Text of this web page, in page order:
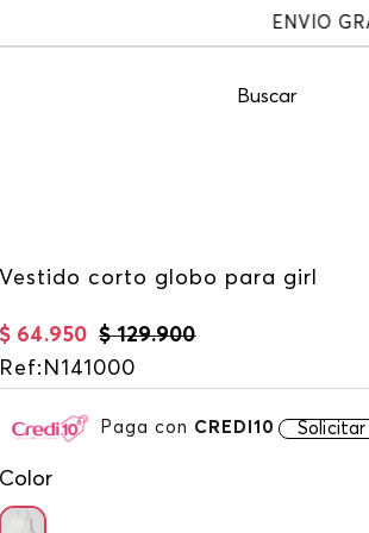
Buscar
Vestido corto globo para girl
$ 129.900
$ 64.950
Ref: N141000
Paga con CREDI10 Solicitar
Color